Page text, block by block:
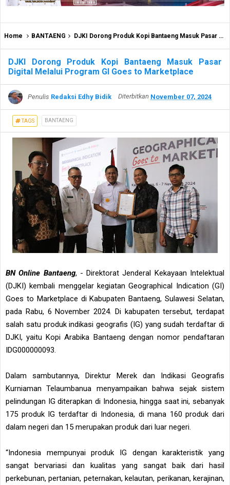
Home BANTAENG DJKI Dorong Produk Kopi Bantaeng Masuk Pasar Digital Melalui Program GI Goes to Marketplace
DJKI Dorong Produk Kopi Bantaeng Masuk Pasar
Digital Melalui Program GI Goes to Marketplace
Penulis Redaksi Edhy Bidik Diterbitkan November 07, 2024
TAGS BANTAENG
BN Online Bantaeng, - Direktorat Jenderal Kekayaan Intelektual
(DJKI) kembali menggelar kegiatan Geographical Indication (GI)
Goes to Marketplace di Kabupaten Bantaeng, Sulawesi Selatan,
pada Rabu, 6 November 2024. Di kabupaten tersebut, terdapat
salah satu produk indikasi geografis (IG) yang sudah terdaftar di
DJKI, yaitu Kopi Arabika Bantaeng dengan nomor pendaftaran
IDG000000093.
Dalam sambutannya, Direktur Merek dan Indikasi Geografis
Kurniaman Telaumbanua menyampaikan bahwa sejak sistem
pelindungan IG diterapkan di Indonesia, hingga saat ini, sebanyak
175 produk IG terdaftar di Indonesia, di mana 160 produk dari
dalam negeri dan 15 merupakan produk dari luar negeri.
“Indonesia mempunyai produk IG dengan karakteristik yang
sangat bervariasi dan kualitas yang sangat baik dari hasil
perkebunan, pertanian, peternakan, kelautan, perikanan, kerajinan,